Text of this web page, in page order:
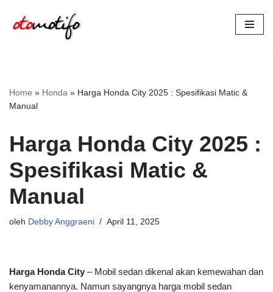
Lompat
Home » Honda » Harga Honda City 2025 : Spesifikasi Matic &
Manual
Harga Honda City 2025 :
Spesifikasi Matic &
Manual
oleh Debby Anggraeni April 11, 2025
Harga Honda City – Mobil sedan dikenal akan kemewahan dan
kenyamanannya. Namun sayangnya harga mobil sedan